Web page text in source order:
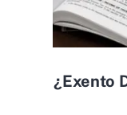
¿exento